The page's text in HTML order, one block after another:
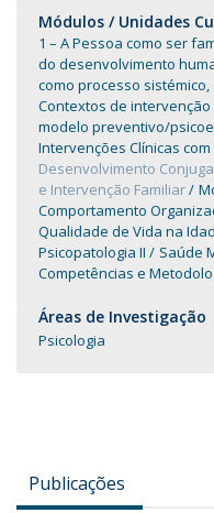
Módulos / Unidades
1 – A Pessoa como ser
do desenvolvimento
como processo
Contextos de
modelo preventivo/
Intervenções Clínicas
Desenvolvimento
e Intervenção Familiar
Comportamento
Qualidade de Vida na
Psicopatologia II
Saúde
Competências e
Áreas de Investigação
Psicologia
Publicações